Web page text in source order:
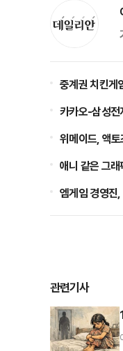
중계권 치킨
카카오-삼성
위메이드, 액
애니 같은 그
엠게임 경영진
관련기사